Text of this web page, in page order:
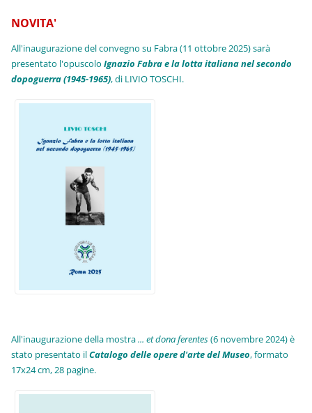
NOVITA'
All'inaugurazione del convegno su Fabra (11 ottobre 2025) sarà
presentato l'opuscoloIgnazio Fabra e la lotta italiana nel secondo
dopoguerra (1945-1965), di LIVIO TOSCHI.
All'inaugurazione della mostra... et dona ferentes(6 novembre 2024) è
stato presentato ilCatalogo delle opere d'arte del Museo, formato
17x24 cm, 28 pagine.